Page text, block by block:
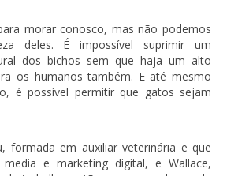
morar conosco, mas não podemos
deles. É impossível suprimir um
dos bichos sem que haja um alto
os humanos também. E até mesmo
é possível permitir que gatos sejam
formada em auxiliar veterinária e que
e marketing digital, e Wallace,